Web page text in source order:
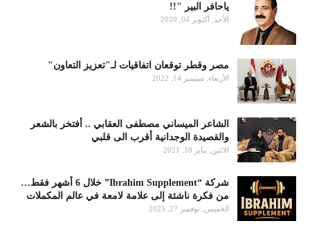
ياحافر البير "!!
الأحد, أكتوبر 04, 2020
مصر وقطر توقعان اتفاقيات لـ"تعزيز التعاون"
الأربعاء, سبتمبر 14, 2022
الشاعر الميساني مصطفى العقابي .. أفتخر بالشعر
والقصيدة الوجدانية أقرب الى قلبي
الاثنين, يناير 18, 2021
شركة “Ibrahim Supplement” خلال 6 أشهر فقط…
من فكرة ناشئة إلى علامة لامعة في عالم المكملات
الخميس, نوفمبر 27, 2025